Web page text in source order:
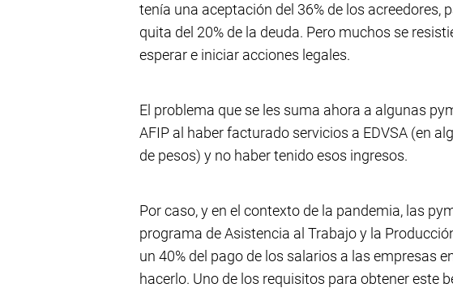
tenía una aceptación del 36% de los acreedores,
quita del 20% de la deuda. Pero muchos se
esperar e iniciar acciones legales.
El problema que se les suma ahora a algunas
AFIP al haber facturado servicios a EDVSA (en
de pesos) y no haber tenido esos ingresos.
Por caso, y en el contexto de la pandemia, las
programa de Asistencia al Trabajo y la
un 40% del pago de los salarios a las empresas
hacerlo. Uno de los requisitos para obtener este